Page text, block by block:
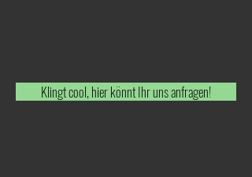
Klingt cool, hier könnt Ihr uns anfragen!